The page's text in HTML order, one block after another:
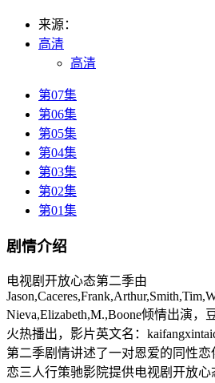
来源：
高清
高清
第07集
第06集
第05集
第04集
第03集
第02集
第01集
剧情介绍
电视剧开放心态第二季由
Nieva,Elizabeth,M.,Boone倾情出演，
火热播出，影片英文名：
第二季剧情讲述了一对恩爱的同性
恋三人行策驰影院提供电视剧开放